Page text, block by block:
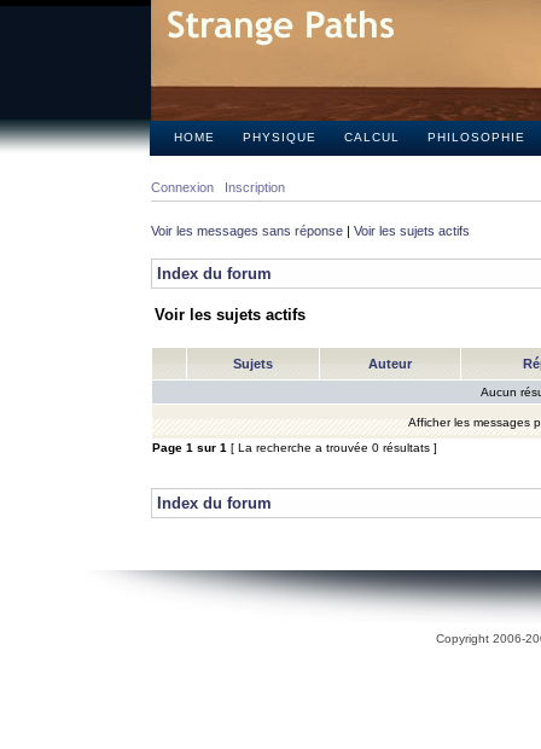
HOME PHYSIQUE CALCUL PHILOSOPHIE
Connexion Inscription
Voir les messages sans réponse | Voir les sujets actifs
Index du forum
Voir les sujets actifs
Sujets Auteur
Aucun
Afficher les messages
Page 1 sur 1 [ La recherche a trouvée 0 résultats ]
Index du forum
Copyright 2006-